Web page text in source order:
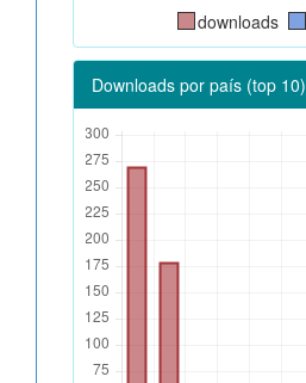
downloads
Downloads por país (top 10)